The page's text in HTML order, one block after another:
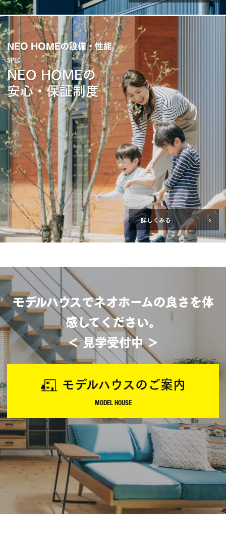
NEO HOMEの設備・性能
NEO HOMEの
安心・保証制度
詳しくみる
モデルハウスでネオホームの良さを体
感してください。
＜ 見学受付中 ＞
モデルハウスのご案内